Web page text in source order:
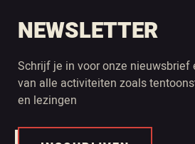
NEWSLETTER
Schrijf je in voor onze
van alle activiteiten zoals
en lezingen